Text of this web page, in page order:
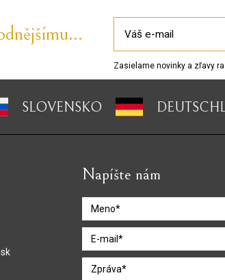
Zasielame novinky a zľavy
SLOVENSKO
Napíšte nám